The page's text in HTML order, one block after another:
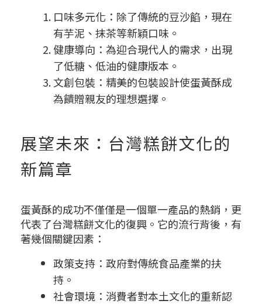
口味多元化：除了傳統的豆沙餡，現在
有芋泥、抹茶等新穎口味。
健康導向：為迎合現代人的需求，出現
了低糖、低油的健康版本。
文創包裝：精美的包裝設計使蛋黃酥成
為饋贈親友的理想選擇。
展望未來：台灣糕餅文化的
新篇章
蛋黃酥的成功不僅僅是一個單一產品的熱銷，更
代表了台灣糕餅文化的復興。它的流行背後，有
著幾個關鍵因素：
政策支持：政府對傳統食品產業的扶
持。
社會環境：消費者對本土文化的重新認